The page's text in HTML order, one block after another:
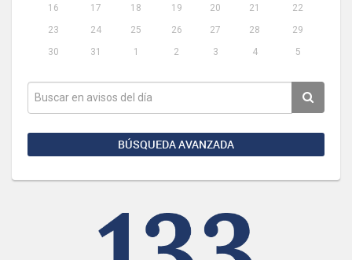
16
17 18 19 20 21
22
23
24 25 26 27 28
29
30
31 1 2 3 4 5
BÚSQUEDA AVANZADA